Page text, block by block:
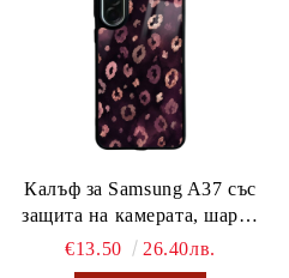
Калъф за Samsung A37 със
защита на камерата, шарен
калъф Lusi case
€13.50 26.40лв.